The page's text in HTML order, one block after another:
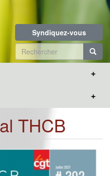
Syndiquez-vous
Formulaire
de
THCB